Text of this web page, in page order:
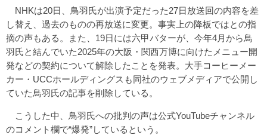
NHKは20日、鳥羽氏が出演予定だった27日放送回の内容を差
し替え、過去のものの再放送に変更。事実上の降板ではとの指
摘の声もある。また、19日には六甲バターが、今年4月から鳥
羽氏と結んでいた2025年の大阪・関西万博に向けたメニュー開
発などの契約について解除したことを発表。大手コーヒーメー
カー・UCCホールディングスも同社のウェブメディアで公開し
ていた鳥羽氏の記事を削除している。
こうした中、鳥羽氏への批判の声は公式YouTubeチャンネル
のコメント欄で“爆発”しているという。